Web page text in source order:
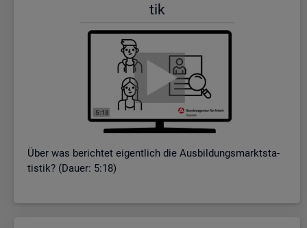
tik
Über was be­rich­tet ei­gent­lich die Aus­bil­dungs­markt­sta­
tis­tik? (Dauer: 5:18)